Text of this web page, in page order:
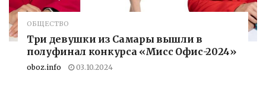
ОБЩЕСТВО
Три девушки из Самары вышли в
полуфинал конкурса «Мисс Офис-2024»
oboz.info 03.10.2024